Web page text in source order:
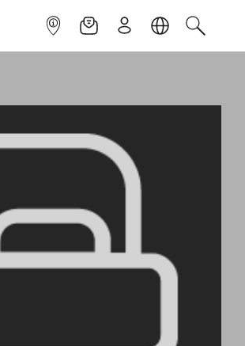
INFOPOINTNEWSLETTER
ISCRIVITILINGUACERCA